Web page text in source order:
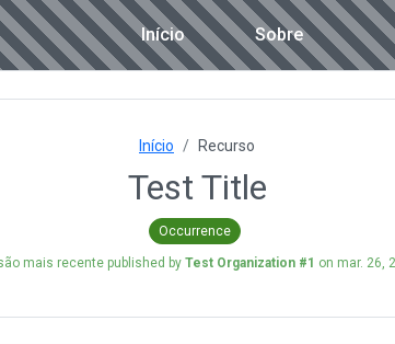
Início Sobre
Início Recurso
Test Title
Occurrence
mais recente published by Test Organization #1 on mar. 26,